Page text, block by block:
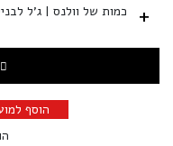
+ כמות של וולנס | ג'ל לבניית
הוסף